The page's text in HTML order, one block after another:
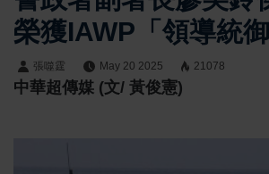
榮獲IAWP「領導統
灣女警之光
張噬霆 May 20 2025 21078
中華超傳媒 (文/ 黃俊憲)